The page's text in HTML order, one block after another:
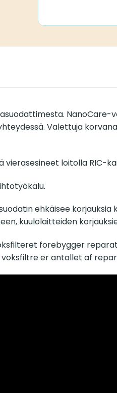
NanoCare-
Valettuja
vierasesineet loitolla RIC-
ehkäisee
kuulolaitteiden
forebygger
er antallet af